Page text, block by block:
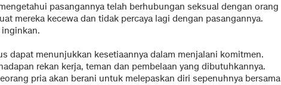
pasangannya telah berhubungan seksual dengan orang
mereka kecewa dan tidak percaya lagi dengan pasangannya.
inginkan.
dapat menunjukkan kesetiaannya dalam menjalani komitmen.
rekan kerja, teman dan pembelaan yang dibutuhkannya.
pria akan berani untuk melepaskan diri sepenuhnya bersama